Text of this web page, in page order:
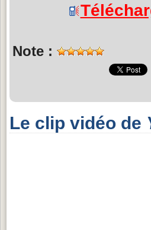
Note :
Le clip vidéo de